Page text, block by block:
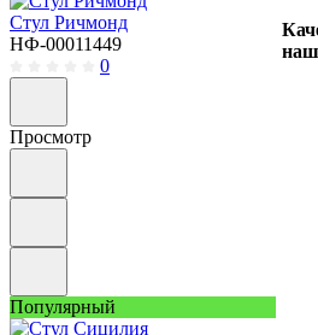
Стул Ричмонд
НФ-00011449
0
Просмотр
Популярный